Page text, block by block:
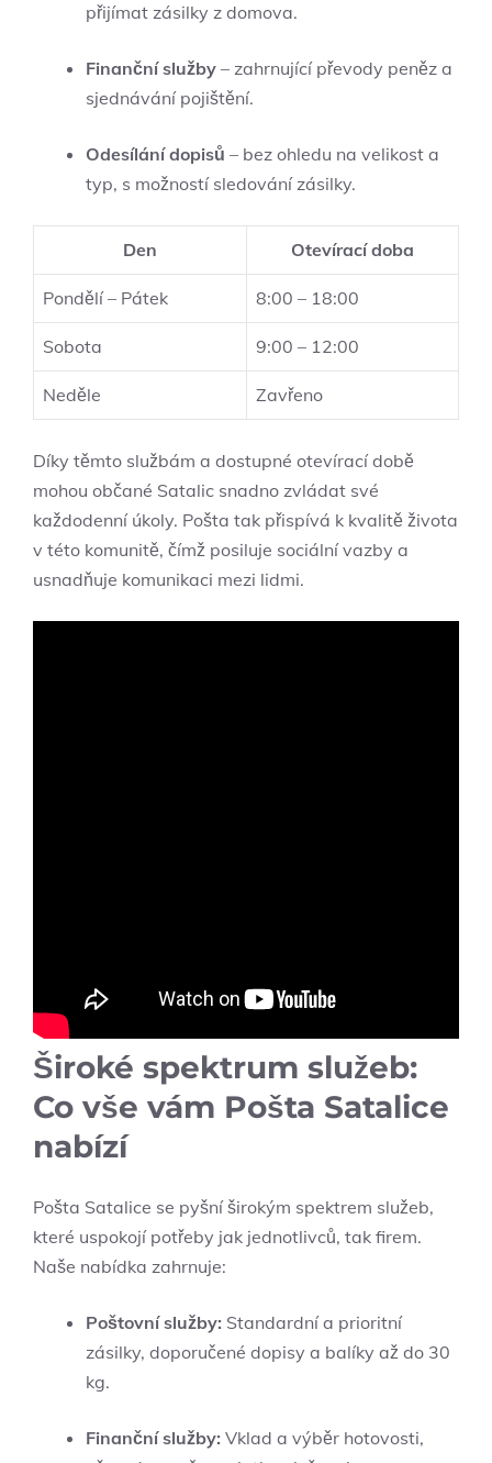
přijímat zásilky z domova.
Finanční služby – zahrnující převody peněz a
sjednávání pojištění.
Odesílání dopisů – bez ohledu na velikost a
typ, s možností sledování zásilky.
Den Otevírací doba
Pondělí – Pátek 8:00 – 18:00
Sobota 9:00 – 12:00
Neděle Zavřeno
Díky těmto službám a dostupné otevírací době
mohou občané Satalic snadno zvládat své
každodenní úkoly. Pošta tak přispívá k kvalitě života
v této komunitě, čímž posiluje sociální vazby a
usnadňuje komunikaci mezi lidmi.
Široké spektrum služeb:
Co vše vám Pošta Satalice
nabízí
Pošta Satalice se pyšní širokým spektrem služeb,
které uspokojí potřeby jak jednotlivců, tak firem.
Naše nabídka zahrnuje:
Poštovní služby: Standardní a prioritní
zásilky, doporučené dopisy a balíky až do 30
kg.
Finanční služby: Vklad a výběr hotovosti,